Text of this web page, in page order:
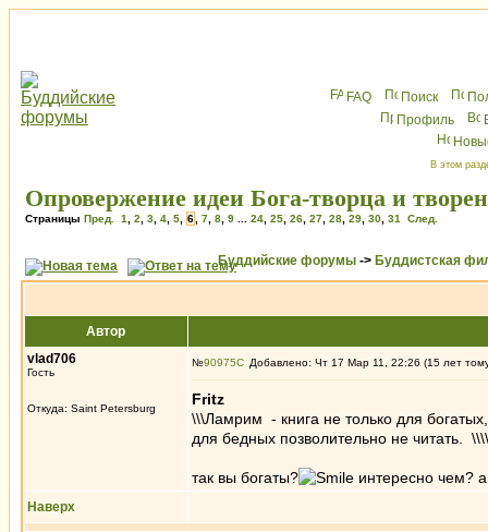
FAQ Поиск
Профиль
В этом
Опровержение идеи Бога-творца и
Страницы Пред. 1 2 3 4 5 6 7 8 9 24 25 26 27 28 29 30 31 След.
Буддийские форумы -> Буддистская
Автор
vlad706
Гость
Откуда: Saint Petersburg
№90975 Добавлено: Чт 17 Мар 11, 22:26 (15 лет
Fritz
\\\Ламрим - книга не только для
для бедных позволительно не читать. \\\\
так вы богаты? интересно чем?
Наверх